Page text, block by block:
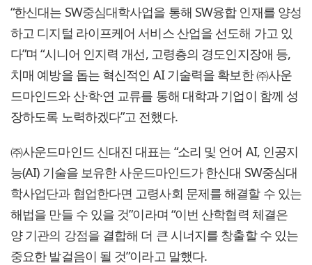
“한신대는 SW중심대학사업을 통해 SW융합 인재를 양성
하고 디지털 라이프케어 서비스 산업을 선도해 가고 있
다”며 “시니어 인지력 개선, 고령층의 경도인지장애 등,
치매 예방을 돕는 혁신적인 AI 기술력을 확보한 ㈜사운
드마인드와 산·학·연 교류를 통해 대학과 기업이 함께 성
장하도록 노력하겠다”고 전했다.
㈜사운드마인드 신대진 대표는 “소리 및 언어 AI, 인공지
능(AI) 기술을 보유한 사운드마인드가 한신대 SW중심대
학사업단과 협업한다면 고령사회 문제를 해결할 수 있는
해법을 만들 수 있을 것”이라며 “이번 산학협력 체결은
양 기관의 강점을 결합해 더 큰 시너지를 창출할 수 있는
중요한 발걸음이 될 것”이라고 말했다.